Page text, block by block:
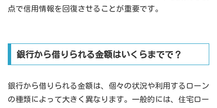
点で信用情報を回復させることが重要です。
銀行から借りられる金額はいくらまでで？
銀行から借りられる金額は、個々の状況や利用するローン
の種類によって大きく異なります。一般的には、住宅ロー